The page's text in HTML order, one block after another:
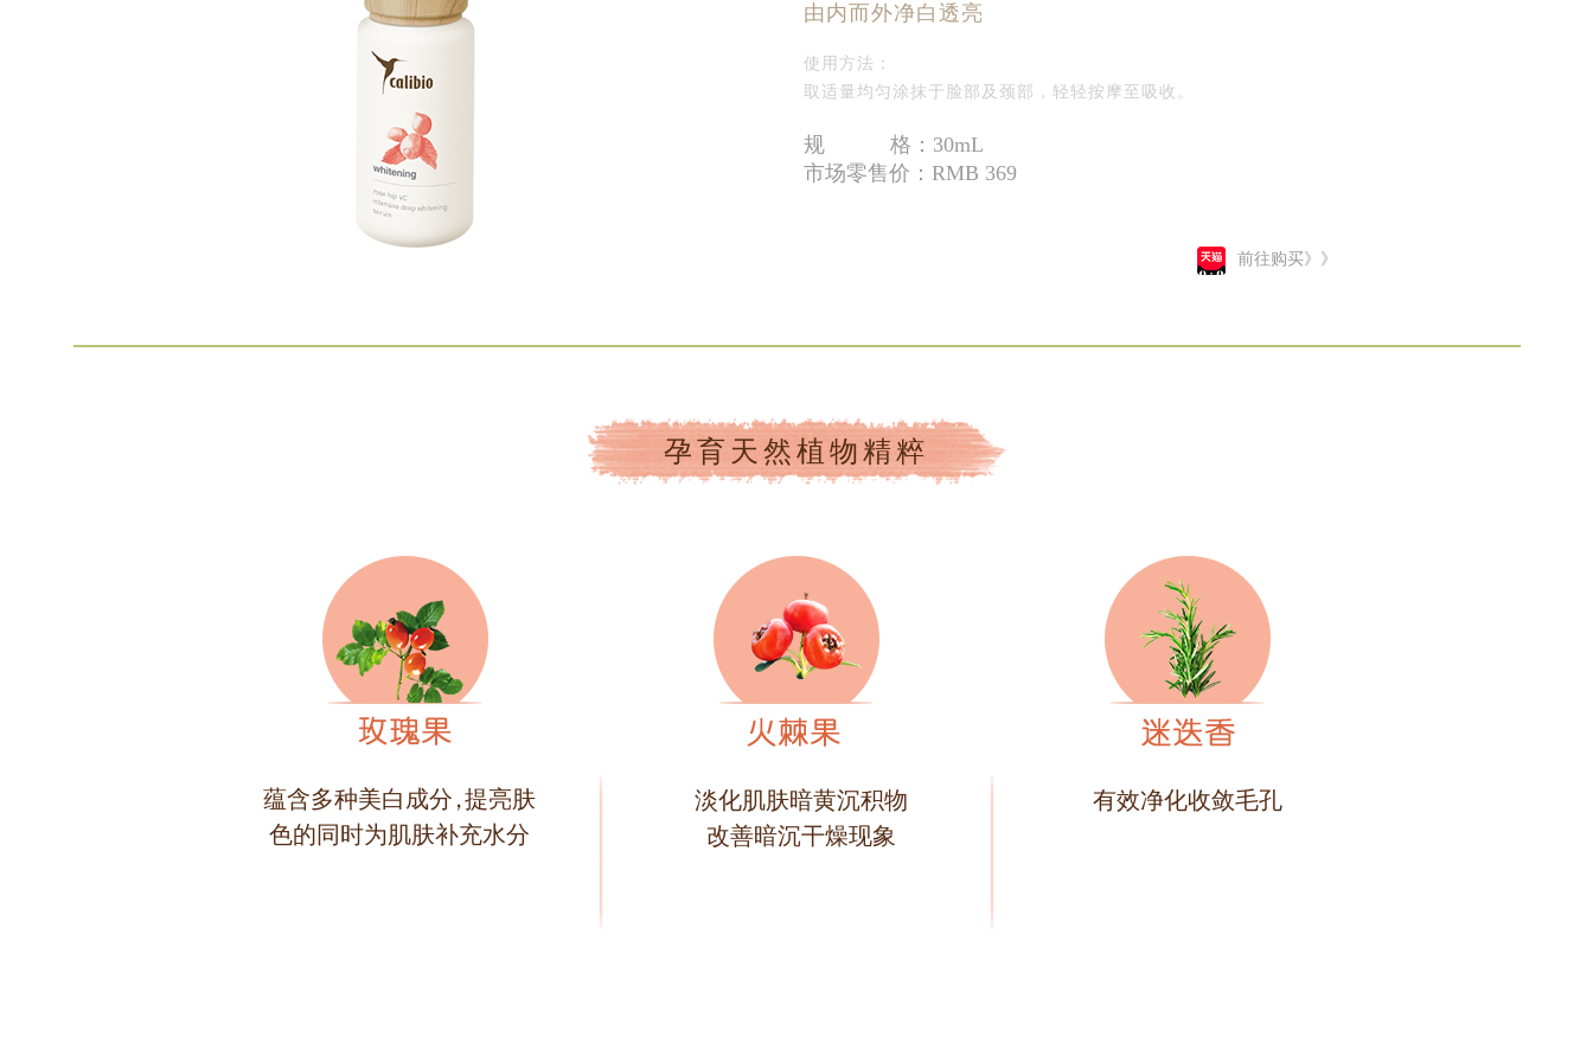
由内而外净白透亮
使用方法：
取适量均匀涂抹于脸部及颈部，轻轻按摩至吸收。
规 格：30mL
市场零售价：RMB 369
前往购买》》
孕育天然植物精粹
蕴含多种美白成分，提亮肤
色的同时为肌肤补充水分
淡化肌肤暗黄沉积物
改善暗沉干燥现象
有效净化收敛毛孔